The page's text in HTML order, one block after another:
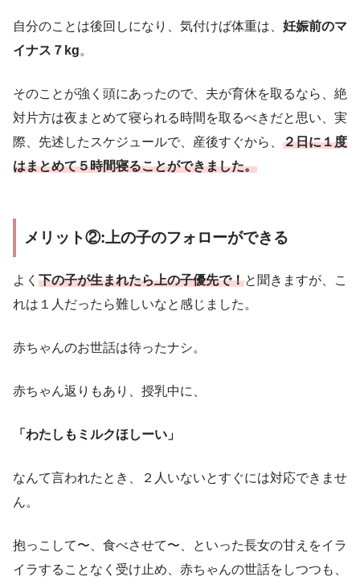
自分のことは後回しになり、気付けば体重は、 妊娠前のマ
イナス７kg。
そのことが強く頭にあったので、夫が育休を取るなら、絶
対片方は夜まとめて寝られる時間を取るべきだと思い、実
際、先述したスケジュールで、産後すぐから、 ２日に１度
はまとめて５時間寝ることができました。
メリット②:上の子のフォローができる
よく 下の子が生まれたら上の子優先で！と聞きますが、こ
れは１人だったら難しいなと感じました。
赤ちゃんのお世話は待ったナシ。
赤ちゃん返りもあり、授乳中に、
「わたしもミルクほしーい」
なんて言われたとき、２人いないとすぐには対応できませ
ん。
抱っこして〜、食べさせて〜、といった長女の甘えをイラ
イラすることなく受け止め、赤ちゃんの世話をしつつも、